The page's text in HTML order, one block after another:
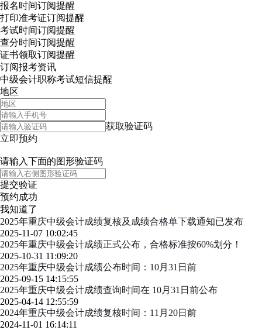
报名时间订阅提醒
打印准考证订阅提醒
考试时间订阅提醒
查分时间订阅提醒
证书领取订阅提醒
订阅报考资讯
中级会计职称考试短信提醒
地区
获取验证码
立即预约
请输入下面的图形验证码
提交验证
预约成功
我知道了
2025年重庆中级会计成绩复核及成绩合格单下载通知已发布
2025-11-07 10:02:45
2025年重庆中级会计成绩正式公布，合格标准按60%划分！
2025-10-31 11:09:20
2025年重庆中级会计成绩公布时间：10月31日前
2025-09-15 14:15:55
2025年重庆中级会计成绩查询时间在 10月31日前公布
2025-04-14 12:55:59
2024年重庆中级会计成绩复核时间：11月20日前
2024-11-01 16:14:11